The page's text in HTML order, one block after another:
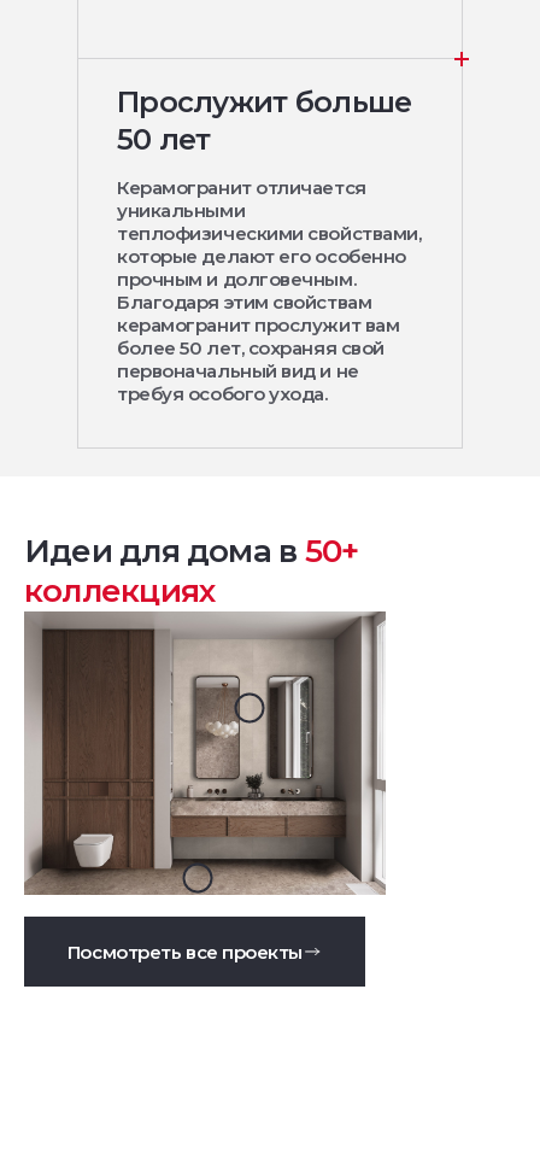
Прослужит больше
50 лет
Керамогранит отличается
уникальными
теплофизическими свойствами,
которые делают его особенно
прочным и долговечным.
Благодаря этим свойствам
керамогранит прослужит вам
более 50 лет, сохраняя свой
первоначальный вид и не
требуя особого ухода.
Идеи для дома в 50+
коллекциях
Посмотреть все проекты